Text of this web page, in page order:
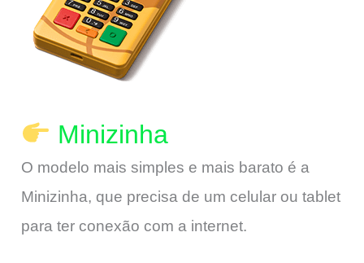
Minizinha
O modelo mais simples e mais barato é a
Minizinha, que precisa de um celular ou tablet
para ter conexão com a internet.